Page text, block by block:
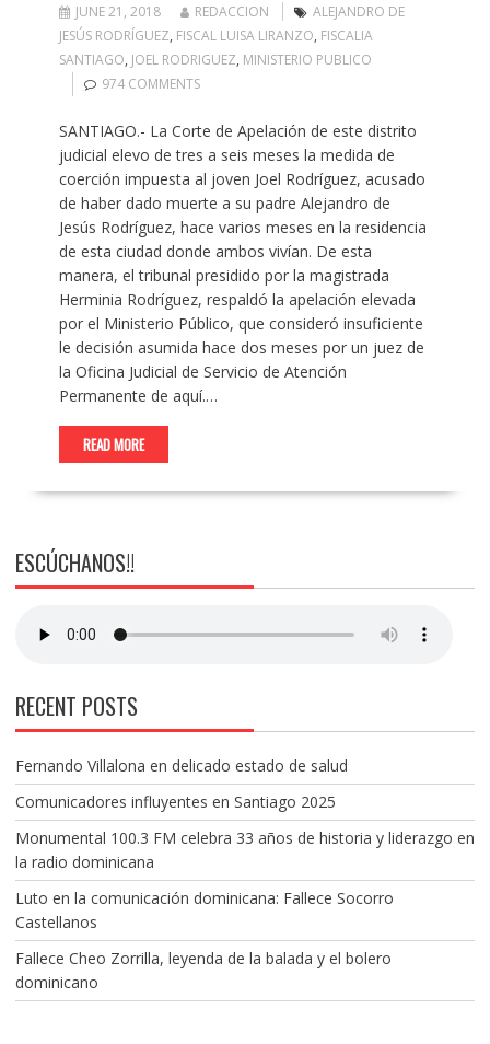
JUNE 21, 2018 REDACCION
ALEJANDRO DE
JESÚS RODRÍGUEZ, FISCAL LUISA LIRANZO, FISCALIA
SANTIAGO, JOEL RODRIGUEZ, MINISTERIO PUBLICO
974 COMMENTS
SANTIAGO.- La Corte de Apelación de este distrito
judicial elevo de tres a seis meses la medida de
coerción impuesta al joven Joel Rodríguez, acusado
de haber dado muerte a su padre Alejandro de
Jesús Rodríguez, hace varios meses en la residencia
de esta ciudad donde ambos vivían. De esta
manera, el tribunal presidido por la magistrada
Herminia Rodríguez, respaldó la apelación elevada
por el Ministerio Público, que consideró insuficiente
le decisión asumida hace dos meses por un juez de
la Oficina Judicial de Servicio de Atención
Permanente de aquí.…
READ MORE
ESCÚCHANOS!!
RECENT POSTS
Fernando Villalona en delicado estado de salud
Comunicadores influyentes en Santiago 2025
Monumental 100.3 FM celebra 33 años de historia y liderazgo en
la radio dominicana
Luto en la comunicación dominicana: Fallece Socorro
Castellanos
Fallece Cheo Zorrilla, leyenda de la balada y el bolero
dominicano